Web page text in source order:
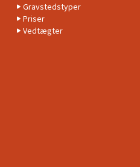
Gravstedstyper
Priser
Vedtægter